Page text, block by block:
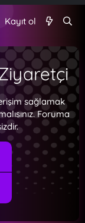
Kayıt ol
sağlamak
Foruma